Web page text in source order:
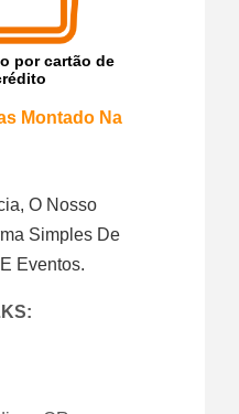
por cartão de
Montado Na
O Nosso
Simples De
Eventos.